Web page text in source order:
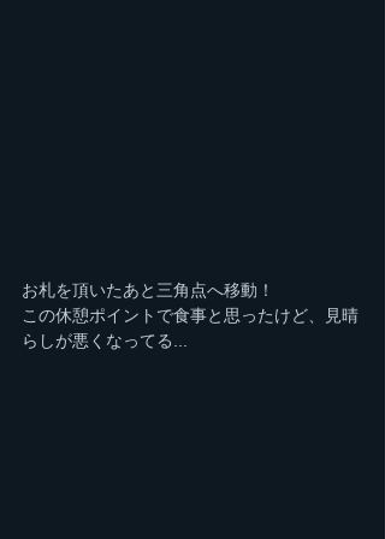
お札を頂いたあと三角点へ移動！
この休憩ポイントで食事と思ったけど、見晴
らしが悪くなってる...